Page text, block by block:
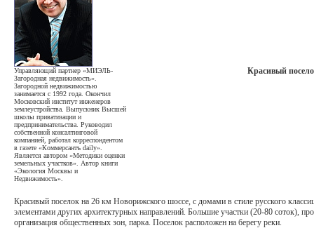
Управляющий партнер «МИЭЛЬ-
Загородная недвижимость».
Загородной недвижимостью
занимается с 1992 года. Окончил
Московский институт инженеров
землеустройства. Выпускник Высшей
школы приватизации и
предпринимательства. Руководил
собственной консалтинговой
компанией, работал корреспондентом
в газете «Коммерсантъ daily».
Является автором «Методики оценки
земельных участков». Автор книги
«Экология Москвы и
Недвижимость».
Красивый
Красивый поселок на 26 км Новорижского шоссе, с домами в стиле русского
элементами других архитектурных направлений. Большие участки (20-80 соток),
организация общественных зон, парка. Поселок расположен на берегу реки.